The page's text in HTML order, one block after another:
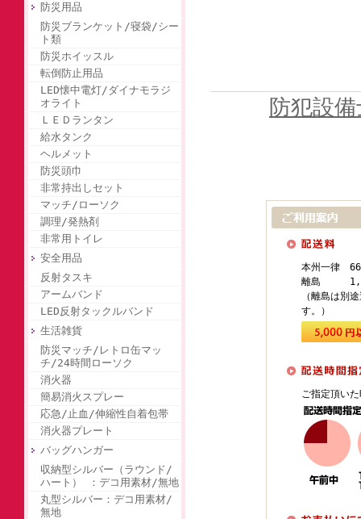
防災用品
防災ブランケット/寝袋/シー
ト類
防災ホイッスル
転倒防止用品
LED懐中電灯/ダイナモラジ
オライト
ＬＥＤランタン
給水タンク
ヘルメット
防災頭巾
非常持出しセット
マッチ/ローソク
調理/発熱剤
非常用トイレ
安全用品
反射タスキ
アームバンド
LED反射タックルバンド
生活雑貨
防災マッチ/レトロ缶マッ
チ/24時間ローソク
消火器
簡易消火スプレー
応急/止血/伸縮性自着包帯
消火器プレート
バッグハンガー
収納型シルバー（ラウンド/
ハート） ：デコ用素材/無地
丸型シルバー：デコ用素材/
無地
防犯設
本州一律
離島
（離島は別
す。）
ご指定頂い